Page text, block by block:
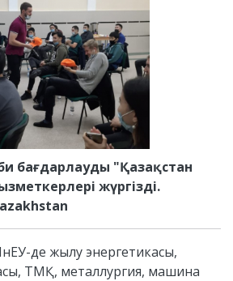
бағдарлауды "Қазақстан
жүргізді.
де жылу энергетикасы,
ТМҚ, металлургия, машина